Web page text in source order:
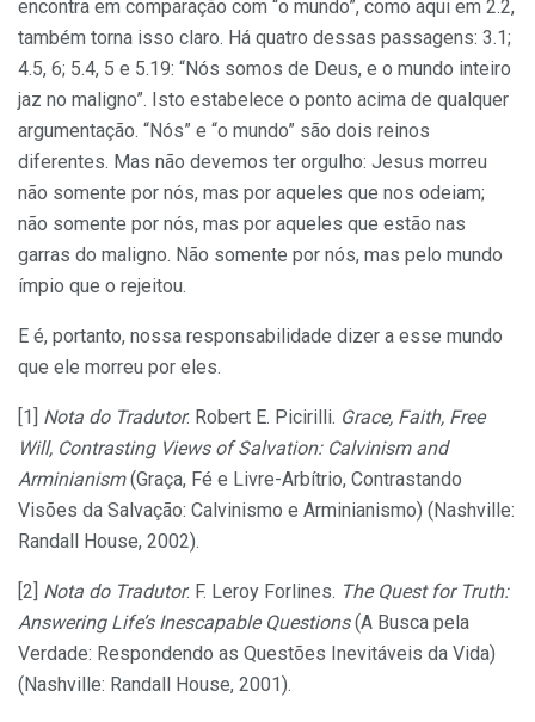
encontra em comparação com “o mundo”, como aqui em 2.2,
também torna isso claro. Há quatro dessas passagens: 3.1;
4.5, 6; 5.4, 5 e 5.19: “Nós somos de Deus, e o mundo inteiro
jaz no maligno”. Isto estabelece o ponto acima de qualquer
argumentação. “Nós” e “o mundo” são dois reinos
diferentes. Mas não devemos ter orgulho: Jesus morreu
não somente por nós, mas por aqueles que nos odeiam;
não somente por nós, mas por aqueles que estão nas
garras do maligno. Não somente por nós, mas pelo mundo
ímpio que o rejeitou.
E é, portanto, nossa responsabilidade dizer a esse mundo
que ele morreu por eles.
[1] Nota do Tradutor: Robert E. Picirilli. Grace, Faith, Free
Will, Contrasting Views of Salvation: Calvinism and
Arminianism(Graça, Fé e Livre-Arbítrio, Contrastando
Visões da Salvação: Calvinismo e Arminianismo) (Nashville:
Randall House, 2002).
[2] Nota do Tradutor: F. Leroy Forlines. The Quest for Truth:
Answering Life’s Inescapable Questions(A Busca pela
Verdade: Respondendo as Questões Inevitáveis da Vida)
(Nashville: Randall House, 2001).